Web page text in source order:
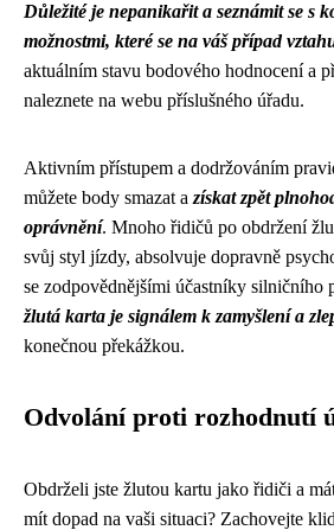
Důležité je nepanikařit a seznámit se s
možnostmi, které se na váš případ
aktuálním stavu bodového hodnocení a
naleznete na webu příslušného úřadu.
Aktivním přístupem a dodržováním
můžete body smazat a získat zpět
oprávnění. Mnoho řidičů po obdržení
svůj styl jízdy, absolvuje dopravně
se zodpovědnějšími účastníky silničního
žlutá karta je signálem k zamyšlení a
konečnou překážkou.
Odvolání proti rozhodnutí
Obdrželi jste žlutou kartu jako řidiči a
mít dopad na vaši situaci? Zachovejte